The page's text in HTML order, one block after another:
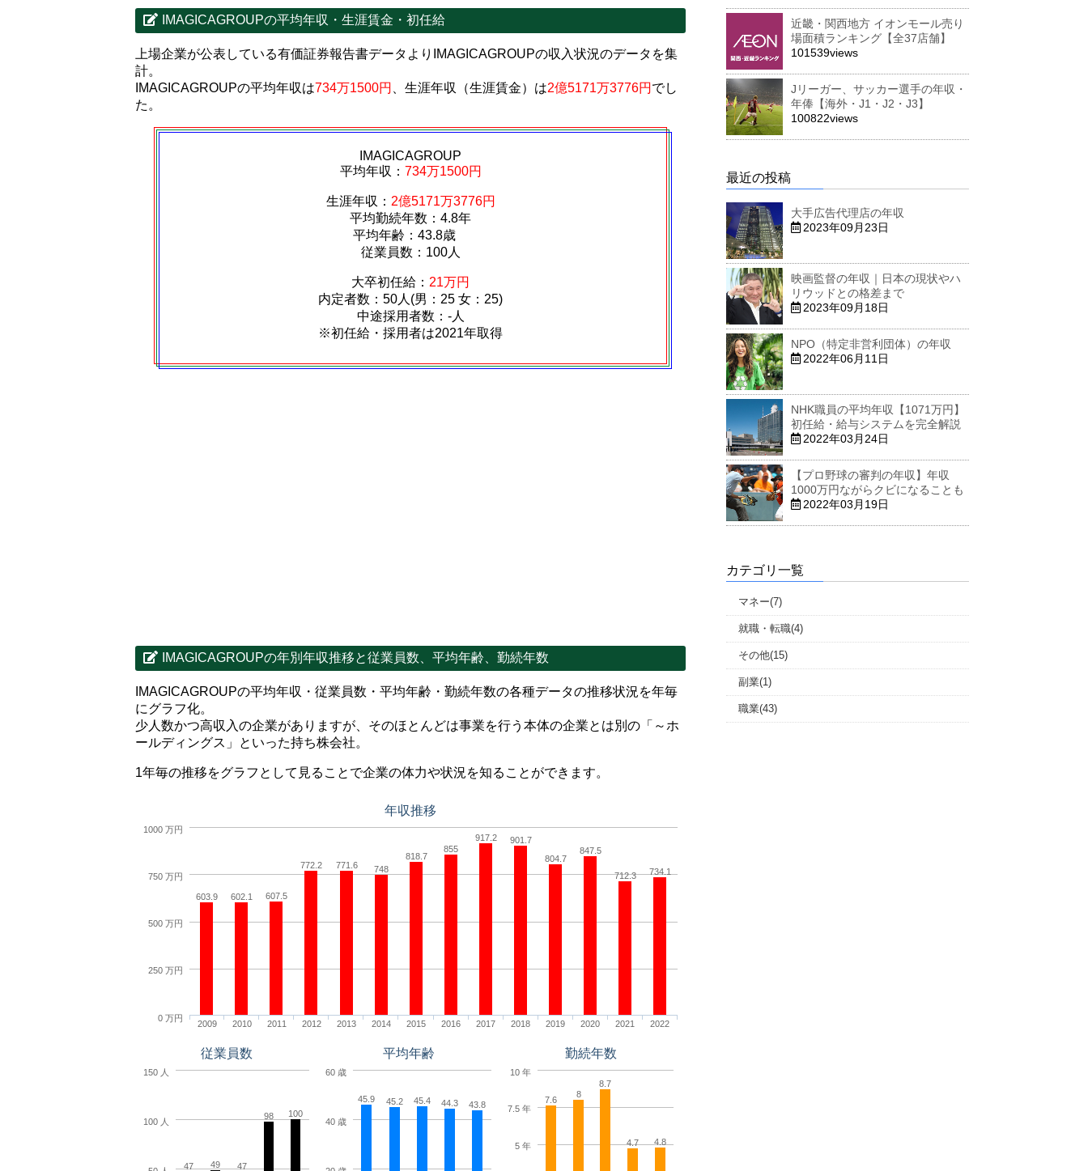
IMAGICAGROUPの平均年収・生涯賃金・初任給
上場企業が公表している有価証券報告書データよりIMAGICAGROUPの収入状況のデータを集
計。
IMAGICAGROUPの平均年収は734万1500円 、生涯年収（生涯賃金）は2億5171万3776円 でし
た。
IMAGICAGROUP
平均年収： 734万1500円
生涯年収： 2億5171万3776円
平均勤続年数：4.8年
平均年齢：43.8歳
従業員数：100人
大卒初任給： 21万円
内定者数：50人(男：25 女：25)
中途採用者数：‐人
※初任給・採用者は2021年取得
IMAGICAGROUPの年別年収推移と従業員数、平均年齢、勤続年数
IMAGICAGROUPの平均年収・従業員数・平均年齢・勤続年数の各種データの推移状況を年毎
にグラフ化。
少人数かつ高収入の企業がありますが、そのほとんどは事業を行う本体の企業とは別の「～ホ
ールディングス」といった持ち株会社。
1年毎の推移をグラフとして見ることで企業の体力や状況を知ることができます。
年収推移
603.9 602.1 607.5
772.2 771.6 748
818.7
855
917.2
901.7
804.7
847.5
712.3 734.1
2009 2010 2011 2012 2013 2014 2015 2016 2017 2018 2019 2020 2021 2022
0 万円
250 万円
500 万円
750 万円
1000 万円
従業員数
47 49 47
98 100
100 人
150 人
平均年齢
45.9 45.2 45.4 44.3 43.8
40 歳
60 歳
勤続年数
7.6
8
8.7
4.7 4.8
5 年
7.5 年
10 年
近畿・関西地方 イオンモール売り
場面積ランキング【全37店舗】
101539views
Jリーガー、サッカー選手の年収・
年俸【海外・J1・J2・J3】
100822views
最近の投稿
大手広告代理店の年収
2023年09月23日
映画監督の年収｜日本の現状やハ
リウッドとの格差まで
2023年09月18日
NPO（特定非営利団体）の年収
2022年06月11日
NHK職員の平均年収【1071万円】
初任給・給与システムを完全解説
2022年03月24日
【プロ野球の審判の年収】年収
1000万円ながらクビになることも
2022年03月19日
カテゴリ一覧
マネー(7)
就職・転職(4)
その他(15)
副業(1)
職業(43)